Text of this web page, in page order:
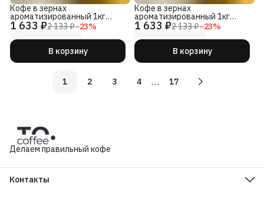
1 633 ₽2 133 ₽−23%
Кофе в зернах
ароматизированный 1кг
Апельсиновый Тверк 100%
Арабика
В корзину
1 633 ₽2 133 ₽−23%
Кофе в зернах
ароматизированный 1кг
Жиган-Лимон 100% Арабика
В корзину
1 2 3 4 … 17
Делаем правильный кофе
Контакты